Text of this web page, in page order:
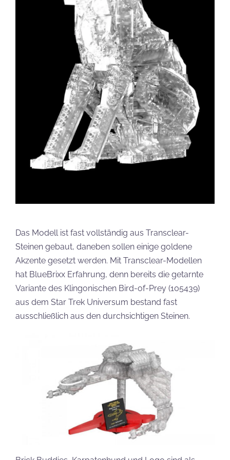
Das Modell ist fast vollständig aus Transclear-
Steinen gebaut, daneben sollen einige goldene
Akzente gesetzt werden. Mit Transclear-Modellen
hat BlueBrixx Erfahrung, denn bereits die getarnte
Variante des Klingonischen Bird-of-Prey (105439)
aus dem Star Trek Universum bestand fast
ausschließlich aus den durchsichtigen Steinen.